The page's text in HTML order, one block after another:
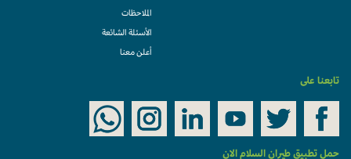
الملاحظات
الأسئلة الشائعة
أعلن معنا
تابعنا على
حمل تطبيق طيران السلام الان